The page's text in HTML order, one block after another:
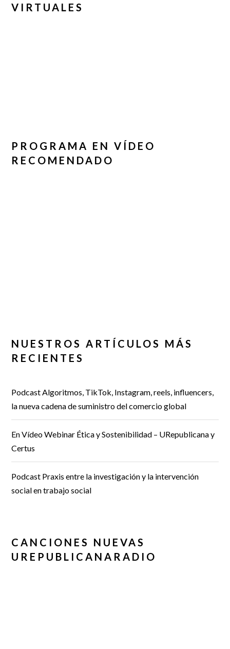
VIRTUALES
PROGRAMA EN VÍDEO
RECOMENDADO
NUESTROS ARTÍCULOS MÁS
RECIENTES
Podcast Algoritmos, TikTok, Instagram, reels, influencers,
la nueva cadena de suministro del comercio global
En Vídeo Webinar Ética y Sostenibilidad – URepublicana y
Certus
Podcast Praxis entre la investigación y la intervención
social en trabajo social
CANCIONES NUEVAS
UREPUBLICANARADIO